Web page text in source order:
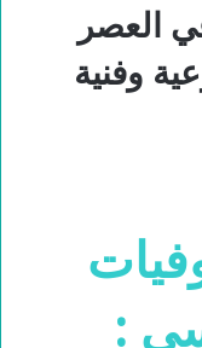
العصر
وفنية
: